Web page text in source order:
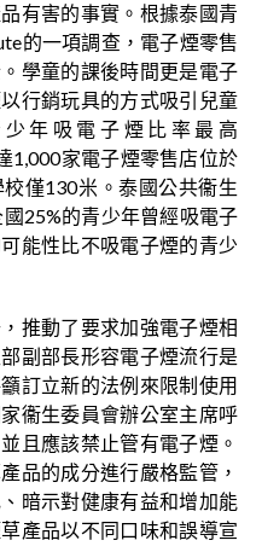
有害的事實。根據泰國青
的一項調查，電子煙零售
學童的課後時間更是電子
行銷玩具的方式吸引兒童
年吸電子煙比率最高
1,000家電子煙零售店位於
僅130米。泰國公共衞生
25%的青少年曾經吸電子
能性比不吸電子煙的青少
推動了要求加強電子煙相
副部長形容電子煙流行是
訂立新的法例來限制使用
衞生委員會辦公室主席呼
且應該禁止管有電子煙。
品的成分進行嚴格監管，
暗示對健康有益和增加能
產品以不同口味和誤導宣